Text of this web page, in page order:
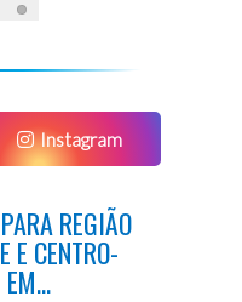
Instagram
REGIÃO
E CENTRO-
EM...